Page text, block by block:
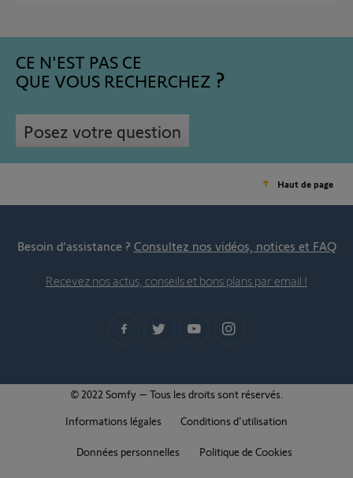
CE N'EST PAS CE
QUE VOUS RECHERCHEZ
Posez votre question
Haut de page
Besoin d’assistance ? Consultez nos vidéos, notices et FAQ
Recevez nos actus, conseils et bons plans par email !
© 2022 Somfy – Tous les droits sont réservés.
Informations légales
Conditions d'utilisation
Données personnelles Politique de Cookies